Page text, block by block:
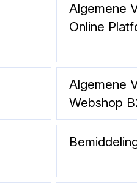
Algemene
Online
Algemene
Webshop